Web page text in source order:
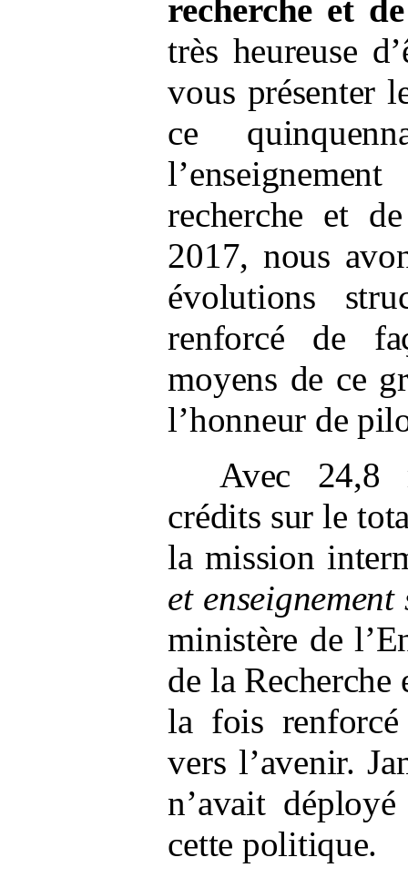
recherche et
très heureuse
vous présenter
ce
recherche et
2017, nous
évolutions
renforcé de
moyens de ce
l’honneur de
Avec 24,8
crédits sur le
la mission
et
ministère de
de la Recherche
la fois
vers l’avenir.
n’avait
cette politique.